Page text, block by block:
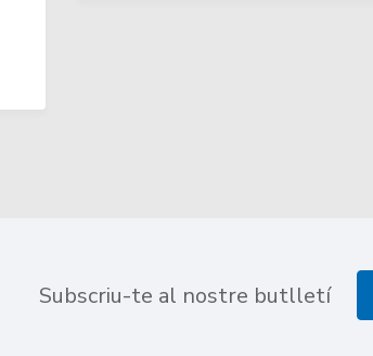
Subscriu-te al nostre butlletí